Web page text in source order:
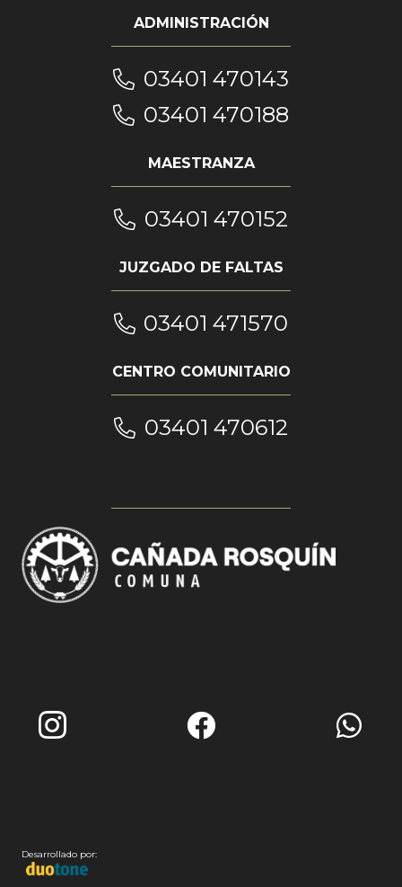
ADMINISTRACIÓN
03401 470143
03401 470188
MAESTRANZA
03401 470152
JUZGADO DE FALTAS
03401 471570
CENTRO COMUNITARIO
03401 470612
Desarrollado por: